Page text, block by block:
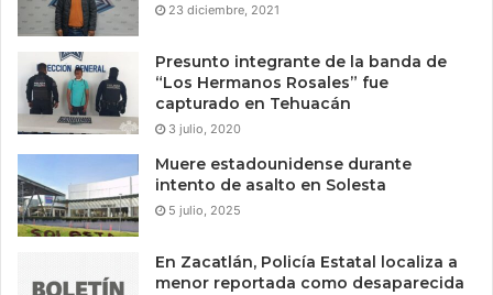
23 diciembre, 2021
Presunto integrante de la banda de
“Los Hermanos Rosales” fue
capturado en Tehuacán
3 julio, 2020
Muere estadounidense durante
intento de asalto en Solesta
5 julio, 2025
En Zacatlán, Policía Estatal localiza a
menor reportada como desaparecida